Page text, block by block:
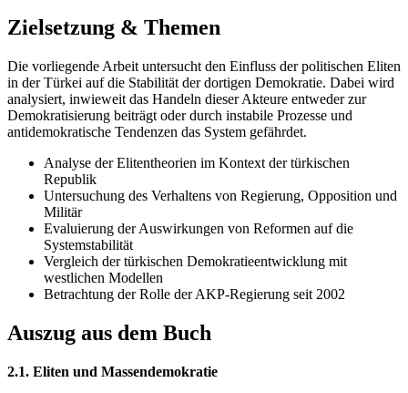
Zielsetzung & Themen
Die vorliegende Arbeit untersucht den Einfluss der politischen Eliten
in der Türkei auf die Stabilität der dortigen Demokratie. Dabei wird
analysiert, inwieweit das Handeln dieser Akteure entweder zur
Demokratisierung beiträgt oder durch instabile Prozesse und
antidemokratische Tendenzen das System gefährdet.
Analyse der Elitentheorien im Kontext der türkischen
Republik
Untersuchung des Verhaltens von Regierung, Opposition und
Militär
Evaluierung der Auswirkungen von Reformen auf die
Systemstabilität
Vergleich der türkischen Demokratieentwicklung mit
westlichen Modellen
Betrachtung der Rolle der AKP-Regierung seit 2002
Auszug aus dem Buch
2.1. Eliten und Massendemokratie